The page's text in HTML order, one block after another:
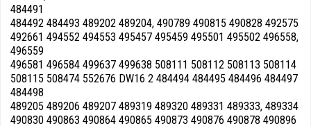
484491
484492 484493 489202 489204, 490789 490815 490828 492575
492661 494552 494553 495457 495459 495501 495502 496558,
496559
496581 496584 499637 499638 508111 508112 508113 508114
508115 508474 552676 DW16 2 484494 484495 484496 484497
484498
489205 489206 489207 489319 489320 489331 489333, 489334
490830 490863 490864 490865 490873 490876 490878 490896